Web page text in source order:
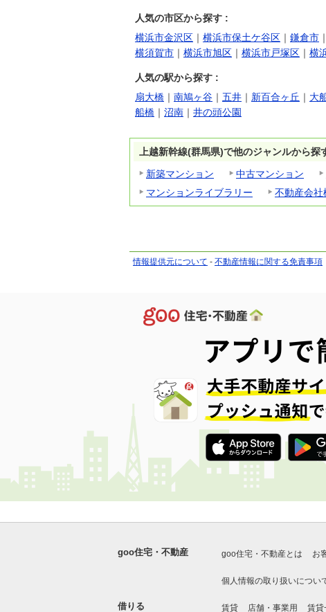
人気の市区から探す :
横浜市金沢区 ｜ 横浜市保土ケ谷区 ｜ 鎌倉市 ｜
横須賀市 ｜ 横浜市旭区 ｜ 横浜市戸塚区 ｜ 横
人気の駅から探す :
扇大橋 ｜ 南鳩ヶ谷 ｜ 五井 ｜ 新百合ヶ丘 ｜ 大
船橋 ｜ 沼南 ｜ 井の頭公園
上越新幹線(群馬県)で他のジャンルから探
新築マンション
中古マンション
マンションライブラリー
不動産会社
情報提供元について - 不動産情報に関する免責事項
goo住宅・不動産 goo住宅・不動産とは お
個人情報の取り扱いについ
借りる 賃貸 店舗・事業用 賃貸